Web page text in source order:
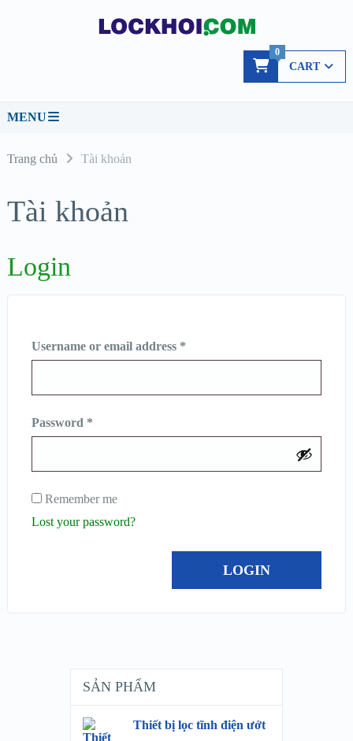
CART
0
MENU
Trang chủ Tài khoản
Tài khoản
Login
Username or email address *
Password *
Remember me
Lost your password?
SẢN PHẨM
Thiết bị lọc tĩnh điện ướt